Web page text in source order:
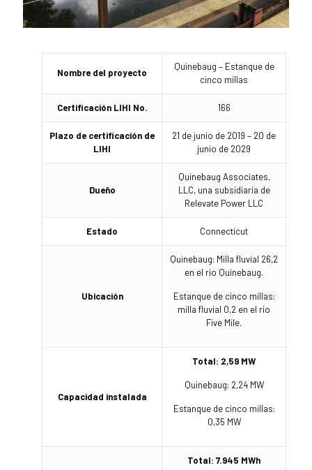
Nombre del proyecto
Quinebaug – Estanque de
cinco millas
Certificación LIHI No. 166
Plazo de certificación de
LIHI
21 de junio de 2019 – 20 de
junio de 2029
Dueño
Quinebaug Associates,
LLC, una subsidiaria de
Relevate Power LLC
Estado Connecticut
Ubicación
Quinebaug: Milla fluvial 26,2
en el río Quinebaug.
Estanque de cinco millas:
milla fluvial 0,2 en el río
Five Mile.
Capacidad instalada
Total: 2,59 MW
Quinebaug: 2,24 MW
Estanque de cinco millas:
0,35 MW
Total: 7.945 MWh